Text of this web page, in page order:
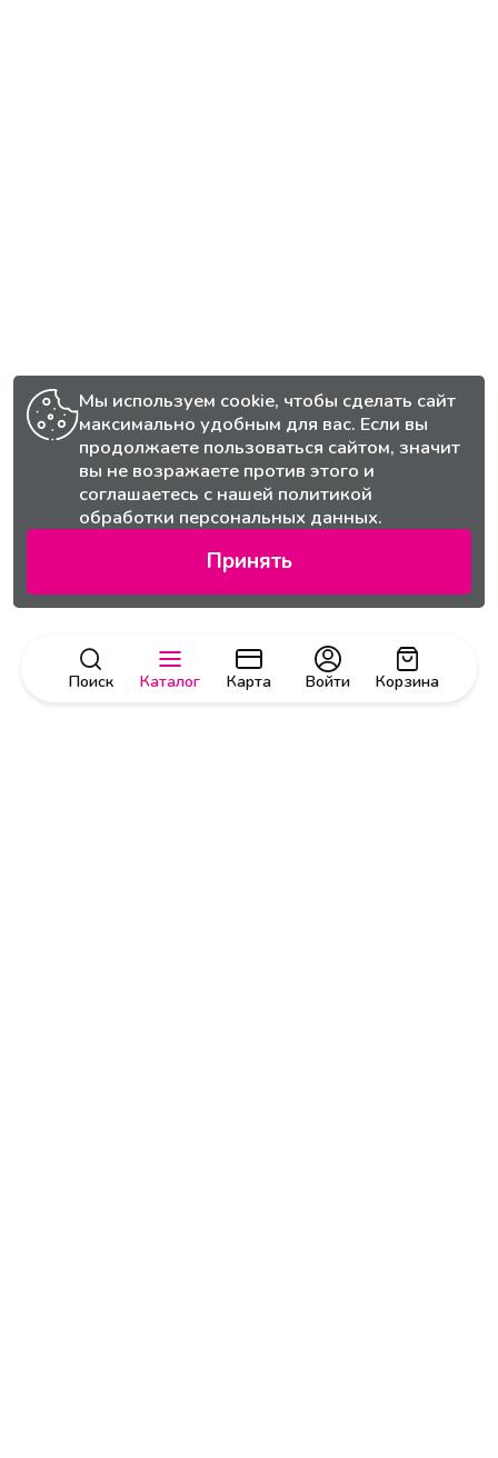
Поиск Каталог Карта Корзина
Войти
Мы используем cookie, чтобы сделать сайт
максимально удобным для вас. Если вы
продолжаете пользоваться сайтом, значит
вы не возражаете против этого и
соглашаетесь с нашей политикой
обработки персональных данных.
Принять